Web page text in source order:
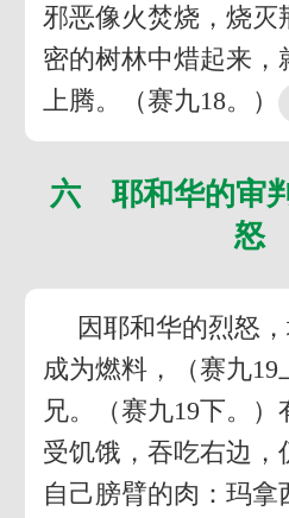
邪恶像火焚烧，烧灭
密的树林中焟起来，
上腾。（赛九18。）
六 耶和华的审
怒
因耶和华的烈怒
成为燃料，（赛九
兄。（赛九19下。
受饥饿，吞吃右边，
自己膀臂的肉：玛拿